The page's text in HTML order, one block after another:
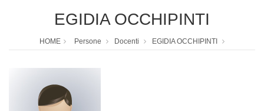
EGIDIA OCCHIPINTI
HOME Persone Docenti EGIDIA OCCHIPINTI